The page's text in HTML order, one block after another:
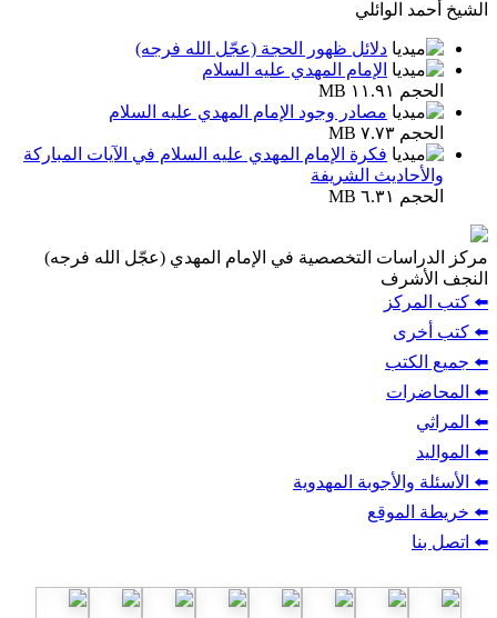
الشيخ أحمد الوائلي
دلائل ظهور الحجة (عجّل الله فرجه)
الإمام المهدي عليه السلام
الحجم ١١.٩١ MB
مصادر وجود الإمام المهدي عليه السلام
الحجم ٧.٧٣ MB
فكرة الإمام المهدي عليه السلام في الآيات المباركة
والأحاديث الشريفة
الحجم ٦.٣١ MB
مركز الدراسات التخصصية في الإمام المهدي (عجّل الله فرجه)
النجف الأشرف
⬅️ كتب المركز
⬅️ كتب أخرى
⬅️ جميع الكتب
⬅️ المحاضرات
⬅️ المراثي
⬅️ المواليد
⬅️ الأسئلة والأجوبة المهدوية
⬅️ خريطة الموقع
⬅️ اتصل بنا